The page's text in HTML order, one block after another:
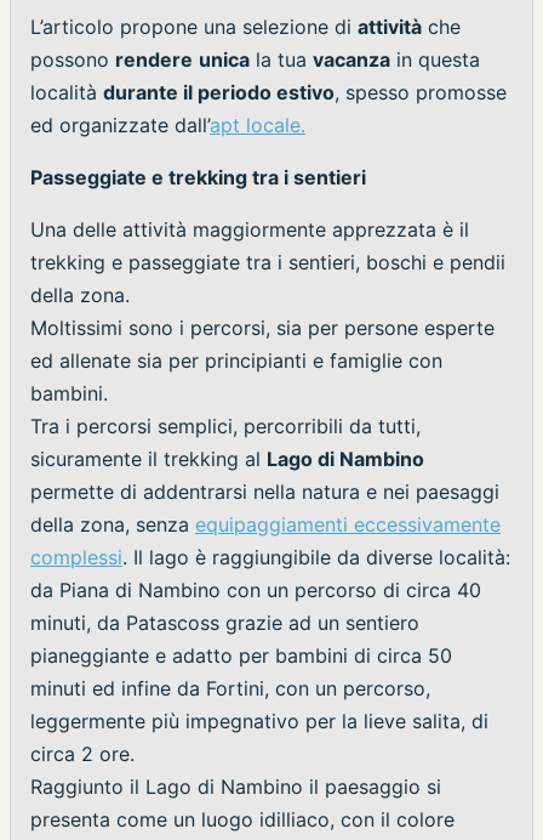
L’articolo propone una selezione di attività che
possono rendere unica la tua vacanza in questa
località durante il periodo estivo, spesso promosse
ed organizzate dall’apt locale.
Passeggiate e trekking tra i sentieri
Una delle attività maggiormente apprezzata è il
trekking e passeggiate tra i sentieri, boschi e pendii
della zona.
Moltissimi sono i percorsi, sia per persone esperte
ed allenate sia per principianti e famiglie con
bambini.
Tra i percorsi semplici, percorribili da tutti,
sicuramente il trekking al Lago di Nambino
permette di addentrarsi nella natura e nei paesaggi
della zona, senza equipaggiamenti eccessivamente
complessi. Il lago è raggiungibile da diverse località:
da Piana di Nambino con un percorso di circa 40
minuti, da Patascoss grazie ad un sentiero
pianeggiante e adatto per bambini di circa 50
minuti ed infine da Fortini, con un percorso,
leggermente più impegnativo per la lieve salita, di
circa 2 ore.
Raggiunto il Lago di Nambino il paesaggio si
presenta come un luogo idilliaco, con il colore